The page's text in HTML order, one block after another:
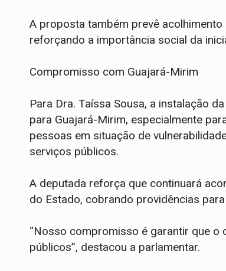
A proposta também prevê
reforçando a importância social da
Compromisso com Guajará-Mirim
Para Dra. Taíssa Sousa, a instalação
para Guajará-Mirim, especialmente
pessoas em situação de
serviços públicos.
A deputada reforça que continuará
do Estado, cobrando providências
“Nosso compromisso é garantir que o
públicos”, destacou a parlamentar.